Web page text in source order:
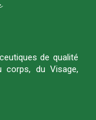
de qualité
corps, du Visage,